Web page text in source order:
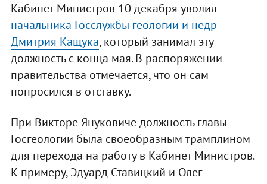
Кабинет Министров 10 декабря уволил
начальника Госслужбы геологии и недр
Дмитрия Кащука, который занимал эту
должность с конца мая. В распоряжении
правительства отмечается, что он сам
попросился в отставку.
При Викторе Януковиче должность главы
Госгеологии была своеобразным трамплином
для перехода на работу в Кабинет Министров.
К примеру, Эдуард Ставицкий и Олег